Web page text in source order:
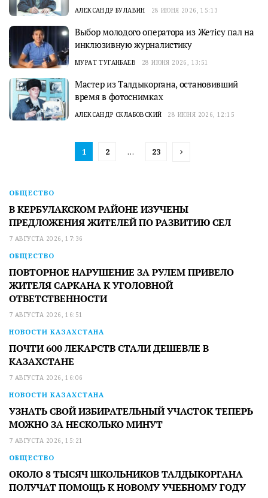
АЛЕКСАНДР БУЛАВИН 28 ИЮНЯ 2026, 15:13
Выбор молодого оператора из Жетiсу пал на
инклюзивную журналистику
МУРАТ ТУГАНБАЕВ 28 ИЮНЯ 2026, 13:51
Мастер из Талдыкоргана, остановивший
время в фотоснимках
АЛЕКСАНДР СКЛАБОВСКИЙ 28 ИЮНЯ 2026, 12:15
1 2 … 23
ОБЩЕСТВО
В КЕРБУЛАКСКОМ РАЙОНЕ ИЗУЧЕНЫ
ПРЕДЛОЖЕНИЯ ЖИТЕЛЕЙ ПО РАЗВИТИЮ СЕЛ
7 АВГУСТА 2026, 17:36
ОБЩЕСТВО
ПОВТОРНОЕ НАРУШЕНИЕ ЗА РУЛЕМ ПРИВЕЛО
ЖИТЕЛЯ САРКАНА К УГОЛОВНОЙ
ОТВЕТСТВЕННОСТИ
7 АВГУСТА 2026, 16:51
НОВОСТИ КАЗАХСТАНА
ПОЧТИ 600 ЛЕКАРСТВ СТАЛИ ДЕШЕВЛЕ В
КАЗАХСТАНЕ
7 АВГУСТА 2026, 16:06
НОВОСТИ КАЗАХСТАНА
УЗНАТЬ СВОЙ ИЗБИРАТЕЛЬНЫЙ УЧАСТОК ТЕПЕРЬ
МОЖНО ЗА НЕСКОЛЬКО МИНУТ
7 АВГУСТА 2026, 15:21
ОБЩЕСТВО
ОКОЛО 8 ТЫСЯЧ ШКОЛЬНИКОВ ТАЛДЫКОРГАНА
ПОЛУЧАТ ПОМОЩЬ К НОВОМУ УЧЕБНОМУ ГОДУ